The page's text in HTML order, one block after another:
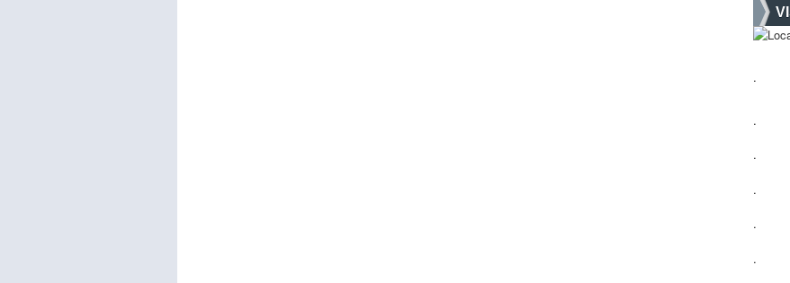
.
.
.
.
.
.